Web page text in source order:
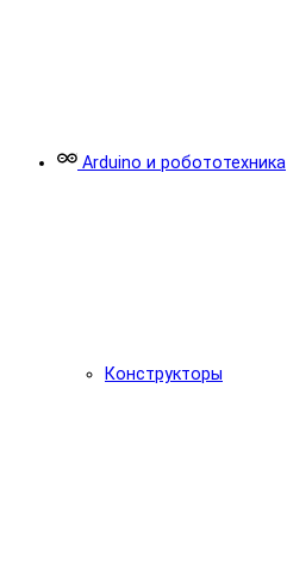
Arduino и робототехника
Конструкторы